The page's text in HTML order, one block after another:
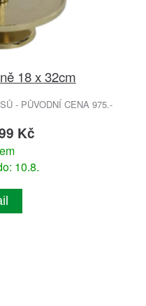
18 x 32cm
- PŮVODNÍ CENA 975.-
Kč
10.8.